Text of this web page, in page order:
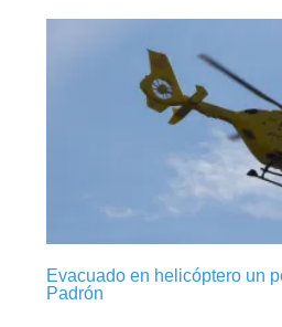
Evacuado en helicóptero un
Padrón